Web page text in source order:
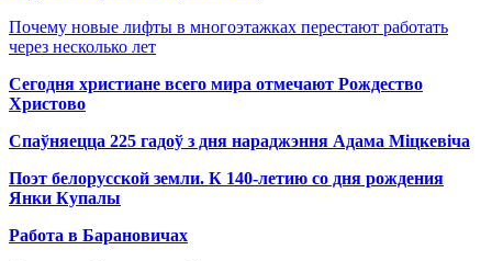
Почему новые лифты в многоэтажках перестают работать
через несколько лет
Сегодня христиане всего мира отмечают Рождество
Христово
Спаўняецца 225 гадоў з дня нараджэння Адама Міцкевіча
Поэт белорусской земли. К 140-летию со дня рождения
Янки Купалы
Работа в Барановичах